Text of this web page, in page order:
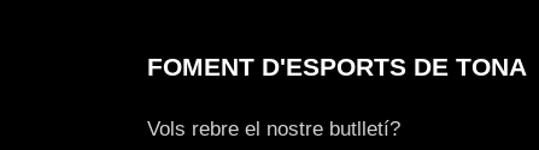
FOMENT D'ESPORTS DE TONA
Vols rebre el nostre butlletí?